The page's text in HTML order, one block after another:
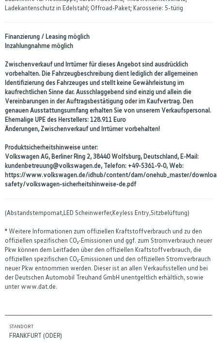
Ladekantenschutz in Edelstahl; Offroad-Paket; Karosserie: 5-türig
Finanzierung / Leasing möglich
Inzahlungnahme möglich
Zwischenverkauf und Irrtümer für dieses Angebot sind ausdrücklich
vorbehalten. Die Fahrzeugbeschreibung dient lediglich der allgemeinen
Identifizierung des Fahrzeuges und stellt keine Gewährleistung im
kaufrechtlichen Sinne dar. Ausschlaggebend sind einzig und allein die
Vereinbarungen in der Auftragsbestätigung oder im Kaufvertrag. Den
genauen Ausstattungsumfang erhalten Sie von unserem Verkaufspersonal.
Ehemalige UPE des Herstellers: 128.911 Euro
Änderungen, Zwischenverkauf und Irrtümer vorbehalten!
Produktsicherheitshinweise unter:
Volkswagen AG, Berliner Ring 2, 38440 Wolfsburg, Deutschland, E-Mail:
kundenbetreuung@volkswagen.de, Telefon: +49-5361-9-0, Web:
https://www.volkswagen.de/idhub/content/dam/onehub_master/
safety/volkswagen-sicherheitshinweise-de.pdf
(Abstandstempomat,LED Scheinwerfer,Keyless Entry,Sitzbelüftung)
* Weitere Informationen zum offiziellen Kraftstoffverbrauch und zu den
offiziellen spezifischen CO₂-Emissionen und ggf. zum Stromverbrauch neuer
Pkw können dem Leitfaden über den offiziellen Kraftstoffverbrauch, die
offiziellen spezifischen CO₂-Emissionen und den offiziellen Stromverbrauch
neuer Pkw entnommen werden. Dieser ist an allen Verkaufsstellen und bei
der Deutschen Automobil Treuhand GmbH unentgeltlich erhältlich, sowie
unter www.dat.de.
STANDORT
FRANKFURT (ODER)